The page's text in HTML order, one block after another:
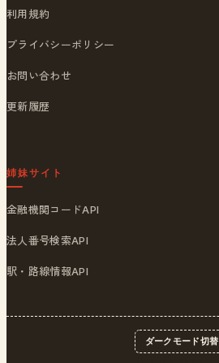
利用規約
プライバシーポリシー
お問い合わせ
更新履歴
姉妹サイト
金融機関コードAPI
法人番号検索API
駅・路線情報API
ダークモード切替